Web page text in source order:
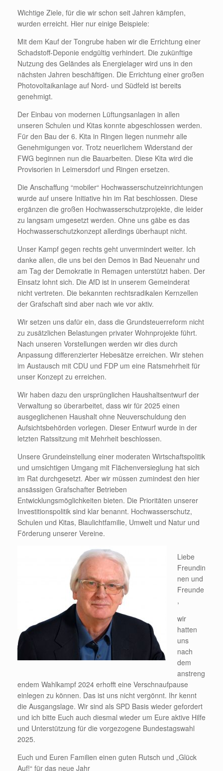
Wichtige Ziele, für die wir schon seit Jahren kämpfen,
wurden erreicht. Hier nur einige Beispiele:
Mit dem Kauf der Tongrube haben wir die Errichtung einer
Schadstoff-Deponie endgültig verhindert. Die zukünftige
Nutzung des Geländes als Energielager wird uns in den
nächsten Jahren beschäftigen. Die Errichtung einer großen
Photovoltaikanlage auf Nord- und Südfeld ist bereits
genehmigt.
Der Einbau von modernen Lüftungsanlagen in allen
unseren Schulen und Kitas konnte abgeschlossen werden.
Für den Bau der 6. Kita in Ringen liegen nunmehr alle
Genehmigungen vor. Trotz neuerlichem Widerstand der
FWG beginnen nun die Bauarbeiten. Diese Kita wird die
Provisorien in Leimersdorf und Ringen ersetzen.
Die Anschaffung “mobiler“ Hochwasserschutzeinrichtungen
wurde auf unsere Initiative hin im Rat beschlossen. Diese
ergänzen die großen Hochwasserschutzprojekte, die leider
zu langsam umgesetzt werden. Ohne uns gäbe es das
Hochwasserschutzkonzept allerdings überhaupt nicht.
Unser Kampf gegen rechts geht unvermindert weiter. Ich
danke allen, die uns bei den Demos in Bad Neuenahr und
am Tag der Demokratie in Remagen unterstützt haben. Der
Einsatz lohnt sich. Die AfD ist in unserem Gemeinderat
nicht vertreten. Die bekannten rechtsradikalen Kernzellen
der Grafschaft sind aber nach wie vor aktiv.
Wir setzen uns dafür ein, dass die Grundsteuerreform nicht
zu zusätzlichen Belastungen privater Wohnprojekte führt.
Nach unseren Vorstellungen werden wir dies durch
Anpassung differenzierter Hebesätze erreichen. Wir stehen
im Austausch mit CDU und FDP um eine Ratsmehrheit für
unser Konzept zu erreichen.
Wir haben dazu den ursprünglichen Haushaltsentwurf der
Verwaltung so überarbeitet, dass wir für 2025 einen
ausgeglichenen Haushalt ohne Neuverschuldung den
Aufsichtsbehörden vorlegen. Dieser Entwurf wurde in der
letzten Ratssitzung mit Mehrheit beschlossen.
Unsere Grundeinstellung einer moderaten Wirtschaftspolitik
und umsichtigen Umgang mit Flächenversieglung hat sich
im Rat durchgesetzt. Aber wir müssen zumindest den hier
ansässigen Grafschafter Betrieben
Entwicklungsmöglichkeiten bieten. Die Prioritäten unserer
Investitionspolitik sind klar benannt. Hochwasserschutz,
Schulen und Kitas, Blaulichtfamilie, Umwelt und Natur und
Förderung unserer Vereine.
Liebe
Freundin
nen und
Freunde
,
wir
hatten
uns
nach
dem
anstreng
endem Wahlkampf 2024 erhofft eine Verschnaufpause
einlegen zu können. Das ist uns nicht vergönnt. Ihr kennt
die Ausgangslage. Wir sind als SPD Basis wieder gefordert
und ich bitte Euch auch diesmal wieder um Eure aktive Hilfe
und Unterstützung für die vorgezogene Bundestagswahl
2025.
Euch und Euren Familien einen guten Rutsch und „Glück
Auf!“ für das neue Jahr